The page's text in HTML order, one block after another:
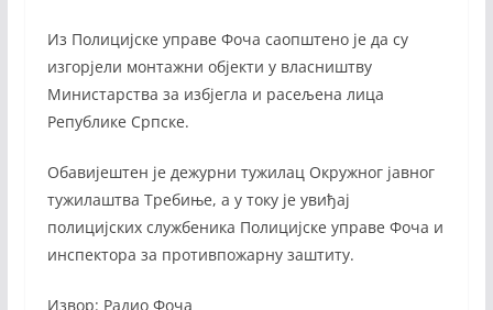
Из Полицијске управе Фоча саопштено је да су
изгорјели монтажни објекти у власништву
Министарства за избјегла и расељена лица
Републике Српске.
Обавијештен је дежурни тужилац Окружног јавног
тужилаштва Требиње, а у току је увиђај
полицијских службеника Полицијске управе Фоча и
инспектора за противпожарну заштиту.
Извор: Радио Фоча